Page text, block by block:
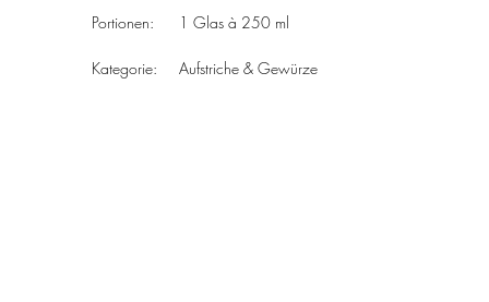
1 Glas à 250 ml
Kategorie:	Aufstriche & Gewürze